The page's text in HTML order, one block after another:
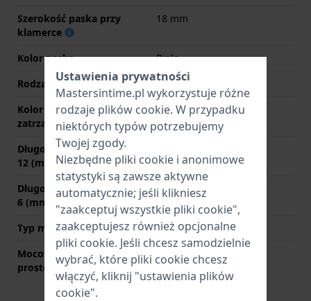
Szerokość paska przy
klamerce
18 mm
Kolor paska
Białe
Rodzaj zapięcia
Sprzączka
Kolor zapięcia
zatrzaskowego
Srebrny
Długość paska na godzinie
12 (mm)
Długość paska na godzinie
6 (mm)
110 mm
Typ mocowania
Kołki sprężyste
Mocowanie za pomocą
prostego bolca
Ustawienia prywatności
Mastersintime.pl wykorzystuje różne
rodzaje plików cookie. W przypadku
niektórych typów potrzebujemy
Twojej zgody.
Niezbędne pliki cookie i anonimowe
statystyki są zawsze aktywne
automatycznie; jeśli klikniesz
"zaakceptuj wszystkie pliki cookie",
zaakceptujesz również opcjonalne
pliki cookie. Jeśli chcesz samodzielnie
wybrać, które pliki cookie chcesz
włączyć, kliknij "ustawienia plików
cookie".